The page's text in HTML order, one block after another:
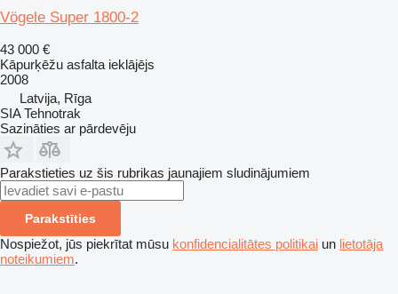
Vögele Super 1800-2
43 000 €
Kāpurķēžu asfalta ieklājējs
2008
Latvija, Rīga
SIA Tehnotrak
Sazināties ar pārdevēju
Parakstieties uz šis rubrikas jaunajiem sludinājumiem
Parakstīties
Nospiežot, jūs piekrītat mūsu konfidencialitātes politikai un lietotāja
noteikumiem.